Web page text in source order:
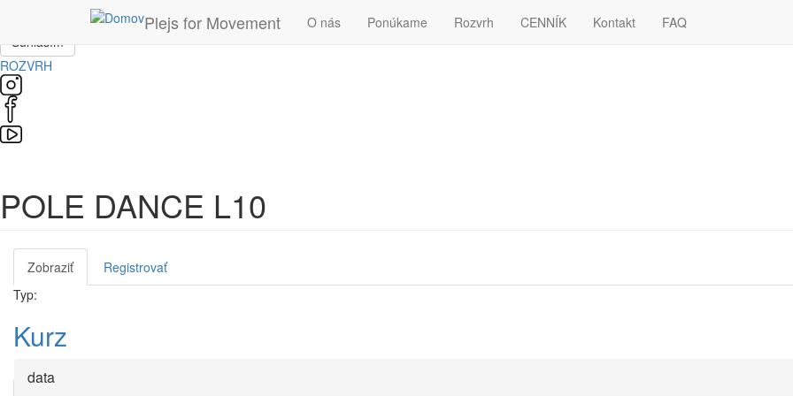
Skočiť na hlavný obsah
Táto stránka používa súbory cookie, ktoré nám pomôžu získať to najlepšie pri návšteve našich webových stránok. Ak súhlasíte, kliknite na
Súhlasím
ROZVRH
Plejs for Movement O nás Ponúkame Rozvrh CENNÍK Kontakt FAQ
POLE DANCE L10
Primárne karty
Zobraziť(aktívna
karta)
Registrovať
Typ:
Kurz
data